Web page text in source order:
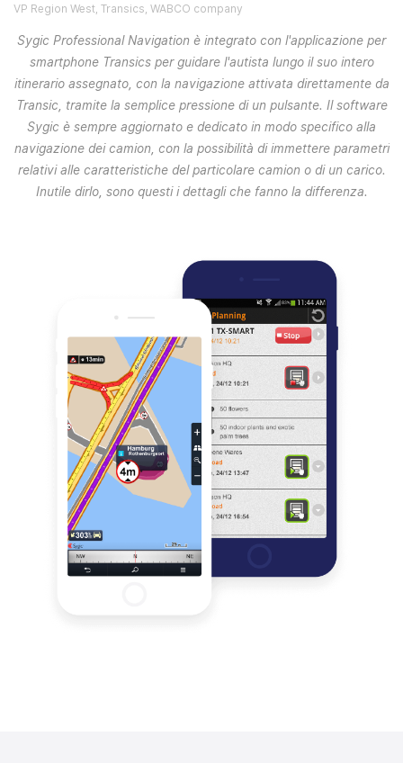
VP Region West, Transics, WABCO company
Sygic Professional Navigation è integrato con l'applicazione per
smartphone Transics per guidare l'autista lungo il suo intero
itinerario assegnato, con la navigazione attivata direttamente da
Transic, tramite la semplice pressione di un pulsante. Il software
Sygic è sempre aggiornato e dedicato in modo specifico alla
navigazione dei camion, con la possibilità di immettere parametri
relativi alle caratteristiche del particolare camion o di un carico.
Inutile dirlo, sono questi i dettagli che fanno la differenza.